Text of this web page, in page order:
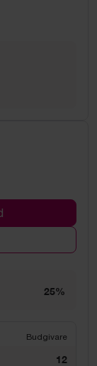
25%
Budgivare
12